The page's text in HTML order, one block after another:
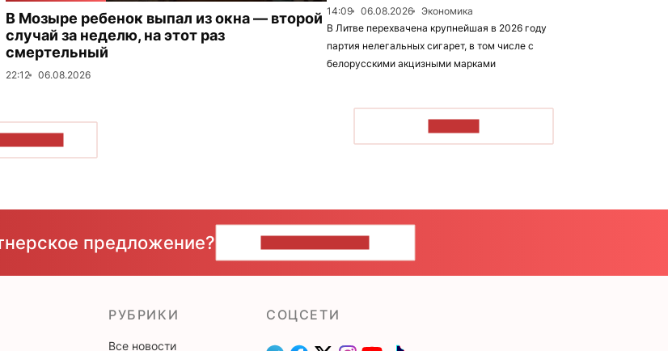
В Мозыре ребенок выпал из окна — второй
случай за неделю, на этот раз
смертельный
22:12 06.08.2026
14:09
06.08.2026
Экономика
В Литве перехвачена крупнейшая в 2026 году
партия нелегальных сигарет, в том числе с
белорусскими акцизными марками
предложение?
РУБРИКИ
Все новости
CОЦСЕТИ